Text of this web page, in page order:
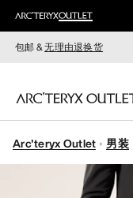
包邮 &无理由退换货
女装
Arc'teryx Outlet 男装